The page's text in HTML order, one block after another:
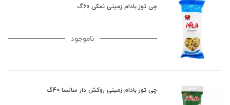
چی توز بادام زمینی نمکی 60گ
ناموجود
چی توز بادام زمینی روکش دار سالسا 40گ